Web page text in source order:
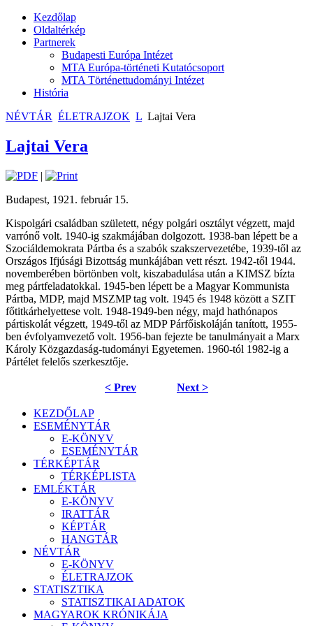
Kezdőlap
Oldaltérkép
Partnerek
Budapesti Európa Intézet
MTA Európa-történeti Kutatócsoport
MTA Történettudományi Intézet
História
NÉVTÁR ÉLETRAJZOK L Lajtai Vera
Lajtai Vera
|
Budapest, 1921. február 15.
Kispolgári családban született, négy polgári osztályt végzett, majd
varrónő volt. 1940-ig szakmájában dolgozott. 1938-ban lépett be a
Szociáldemokrata Pártba és a szabók szakszervezetébe, 1939-től az
Országos Ifjúsági Bizottság munkájában vett részt. 1942-től 1944.
novemberében börtönben volt, kiszabadulása után a KIMSZ bízta
meg pártfeladatokkal. 1945-ben lépett be a Magyar Kommunista
Pártba, MDP, majd MSZMP tag volt. 1945 és 1948 között a SZIT
főtitkárhelyettese volt. 1948-1949-ben négy, majd hathónapos
pártiskolát végzett, 1949-től az MDP Párfőiskoláján tanított, 1955-
ben évfolyamvezető volt. 1956-ban fejezte be tanulmányait a Marx
Károly Közgazdaság-tudományi Egyetemen. 1960-tól 1982-ig a
Pártélet felelős szerkesztője.
< Prev Next >
KEZDŐLAP
ESEMÉNYTÁR
E-KÖNYV
ESEMÉNYTÁR
TÉRKÉPTÁR
TÉRKÉPLISTA
EMLÉKTÁR
E-KÖNYV
IRATTÁR
KÉPTÁR
HANGTÁR
NÉVTÁR
E-KÖNYV
ÉLETRAJZOK
STATISZTIKA
STATISZTIKAI ADATOK
MAGYAROK KRÓNIKÁJA